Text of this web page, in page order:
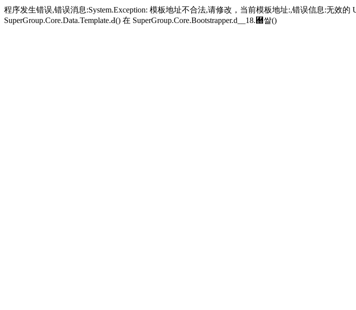
程序发生错误,错误消息:System.Exception: 模板地址不合法,请修改，当前模板地址:,错误信息:无
SuperGroup.Core.Data.Template.Ԁ() 在 SuperGroup.Core.Bootstrapper.d__18.＀쌀()